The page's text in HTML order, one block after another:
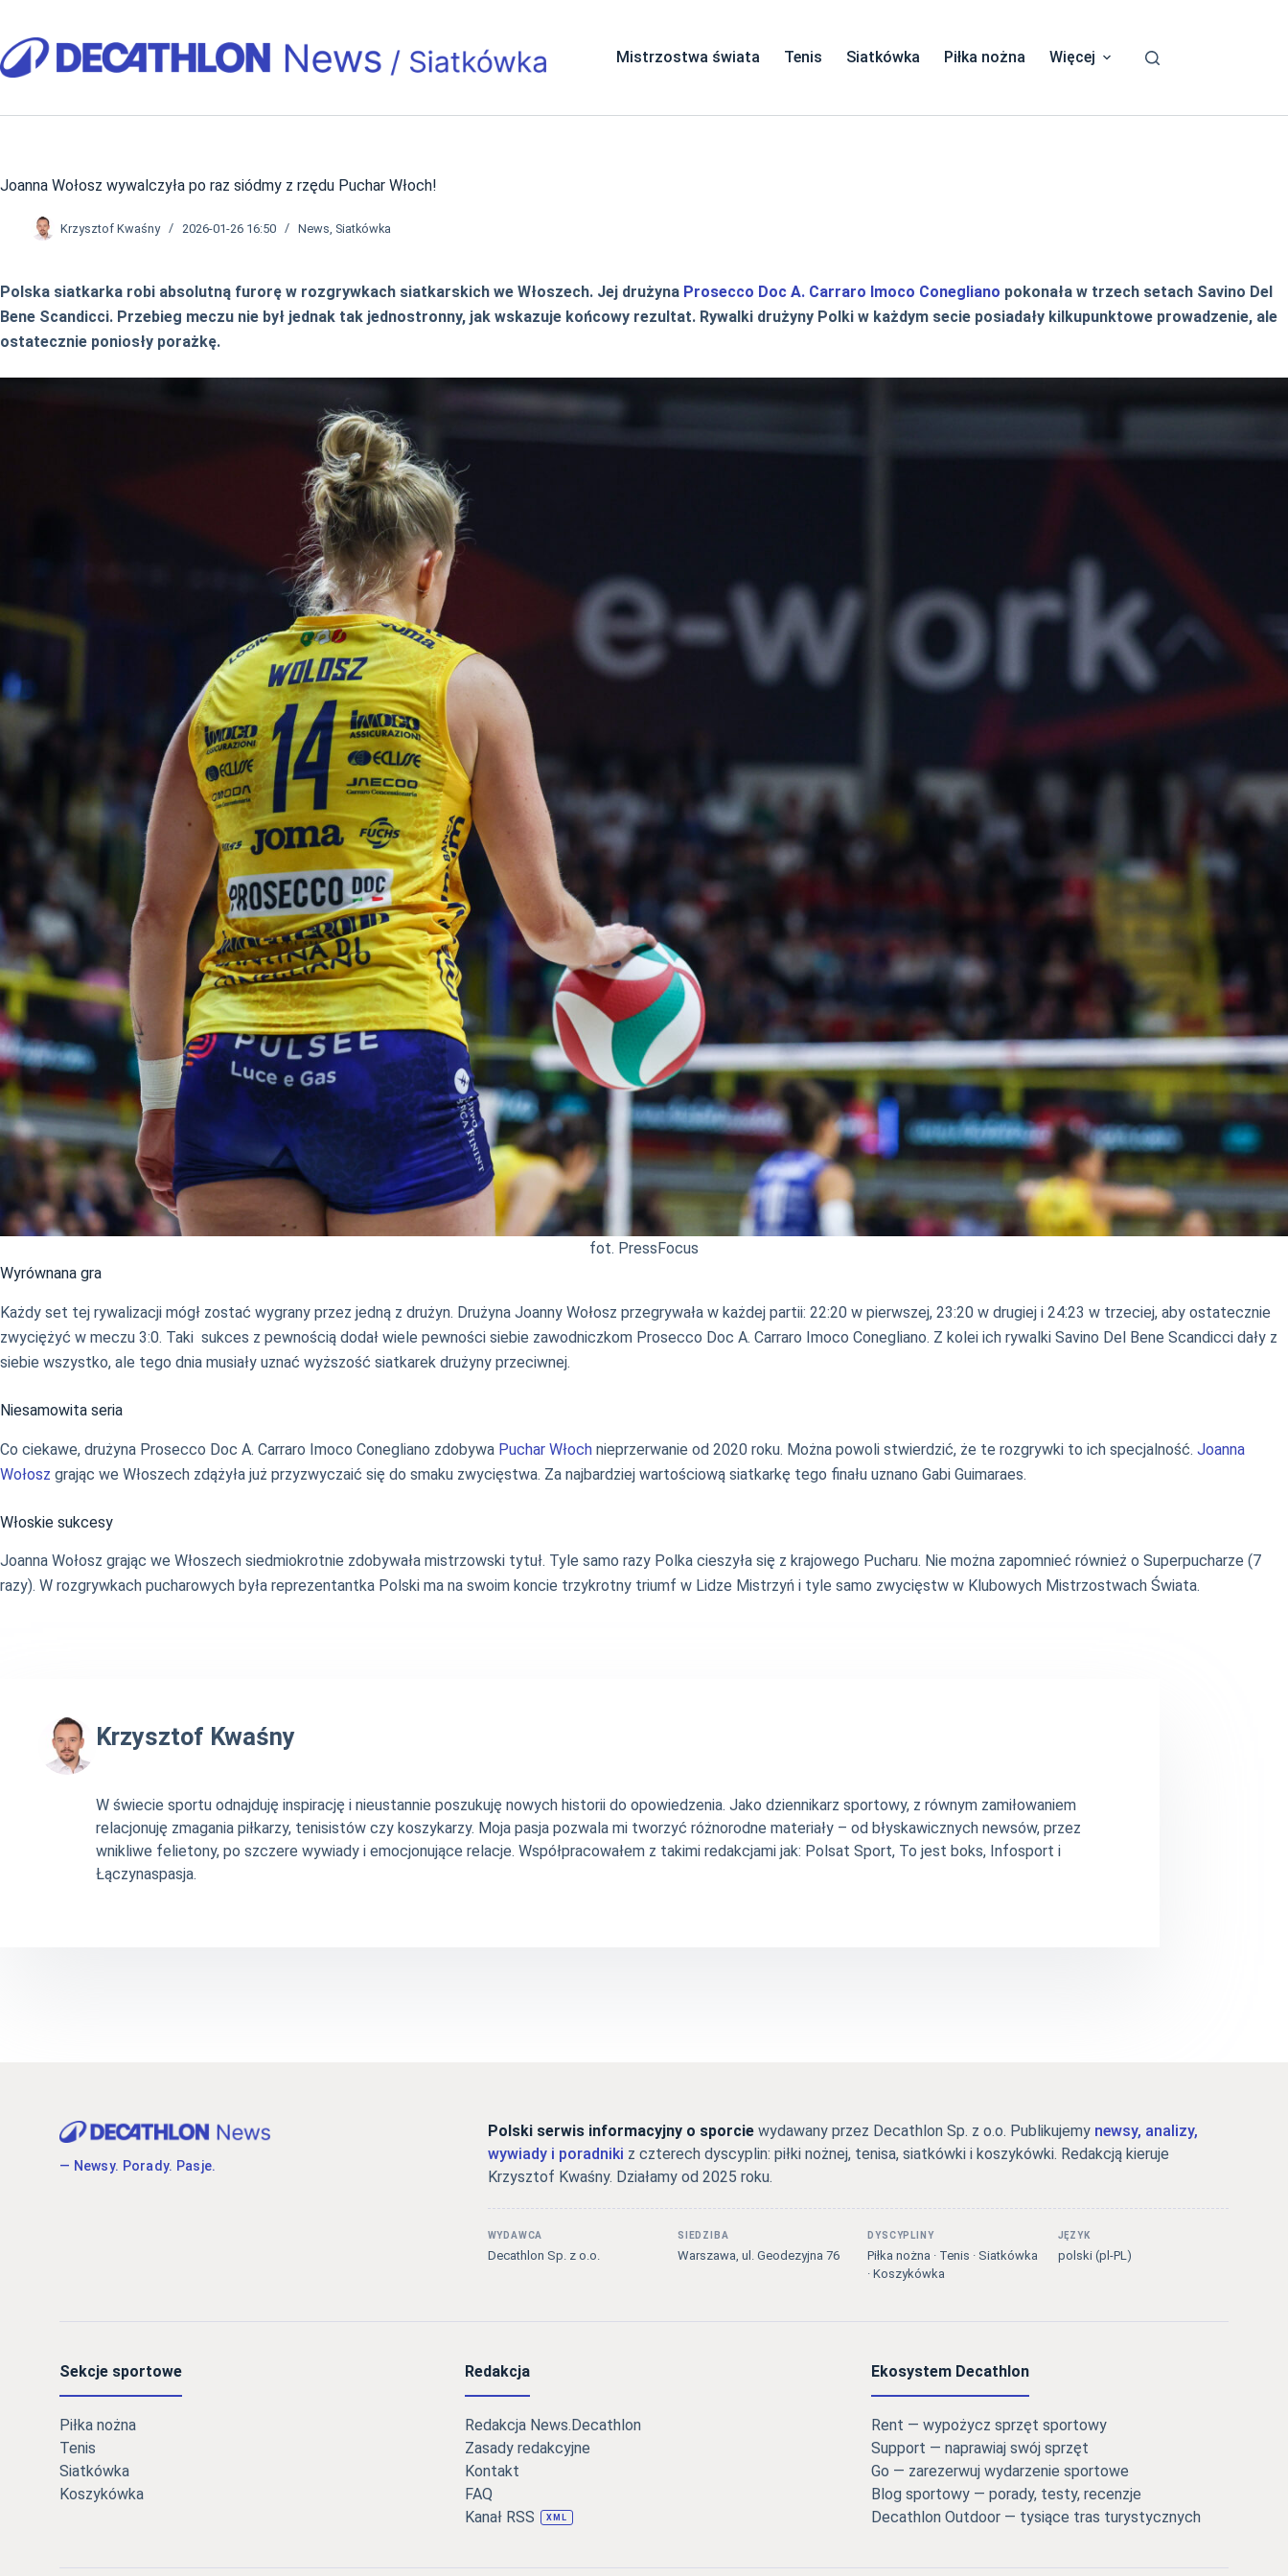
treści
Mistrzostwa świata Tenis Siatkówka Piłka nożna Więcej
Joanna Wołosz wywalczyła po raz siódmy z rzędu Puchar Włoch!
Krzysztof Kwaśny 2026-01-26 16:50 News Siatkówka
Polska siatkarka robi absolutną furorę w rozgrywkach siatkarskich we Włoszech. Jej drużyna Prosecco Doc A. Carraro Imoco Conegliano pokonała w trzech setach Savino Del
Bene Scandicci. Przebieg meczu nie był jednak tak jednostronny, jak wskazuje końcowy rezultat. Rywalki drużyny Polki w każdym secie posiadały kilkupunktowe prowadzenie, ale
ostatecznie poniosły porażkę.
fot. PressFocus
Wyrównana gra
Każdy set tej rywalizacji mógł zostać wygrany przez jedną z drużyn. Drużyna Joanny Wołosz przegrywała w każdej partii: 22:20 w pierwszej, 23:20 w drugiej i 24:23 w trzeciej, aby ostatecznie
zwyciężyć w meczu 3:0. Taki sukces z pewnością dodał wiele pewności siebie zawodniczkom Prosecco Doc A. Carraro Imoco Conegliano. Z kolei ich rywalki Savino Del Bene Scandicci dały z
siebie wszystko, ale tego dnia musiały uznać wyższość siatkarek drużyny przeciwnej.
Niesamowita seria
Co ciekawe, drużyna Prosecco Doc A. Carraro Imoco Conegliano zdobywa Puchar Włoch nieprzerwanie od 2020 roku. Można powoli stwierdzić, że te rozgrywki to ich specjalność. Joanna
Wołosz grając we Włoszech zdążyła już przyzwyczaić się do smaku zwycięstwa. Za najbardziej wartościową siatkarkę tego finału uznano Gabi Guimaraes.
Włoskie sukcesy
Joanna Wołosz grając we Włoszech siedmiokrotnie zdobywała mistrzowski tytuł. Tyle samo razy Polka cieszyła się z krajowego Pucharu. Nie można zapomnieć również o Superpucharze (7
razy). W rozgrywkach pucharowych była reprezentantka Polski ma na swoim koncie trzykrotny triumf w Lidze Mistrzyń i tyle samo zwycięstw w Klubowych Mistrzostwach Świata.
Krzysztof Kwaśny
W świecie sportu odnajduję inspirację i nieustannie poszukuję nowych historii do opowiedzenia. Jako dziennikarz sportowy, z równym zamiłowaniem
relacjonuję zmagania piłkarzy, tenisistów czy koszykarzy. Moja pasja pozwala mi tworzyć różnorodne materiały – od błyskawicznych newsów, przez
wnikliwe felietony, po szczere wywiady i emocjonujące relacje. Współpracowałem z takimi redakcjami jak: Polsat Sport, To jest boks, Infosport i
Łączynaspasja.
— Newsy. Porady. Pasje.
Polski serwis informacyjny o sporciewydawany przez Decathlon Sp. z o.o. Publikujemy newsy, analizy,
wywiady i poradniki z czterech dyscyplin: piłki nożnej, tenisa, siatkówki i koszykówki. Redakcją kieruje
Krzysztof Kwaśny. Działamy od 2025 roku.
WYDAWCA
Decathlon Sp. z o.o.
SIEDZIBA
Warszawa, ul. Geodezyjna 76
DYSCYPLINY
Piłka nożna · Tenis · Siatkówka
· Koszykówka
JĘZYK
polski (pl-PL)
Sekcje sportowe
Piłka nożna
Tenis
Siatkówka
Koszykówka
Redakcja
Redakcja News.Decathlon
Zasady redakcyjne
Kontakt
FAQ
Kanał RSS
XML
Ekosystem Decathlon
Rent — wypożycz sprzęt sportowy
Support — naprawiaj swój sprzęt
Go — zarezerwuj wydarzenie sportowe
Blog sportowy — porady, testy, recenzje
Decathlon Outdoor — tysiące tras turystycznych